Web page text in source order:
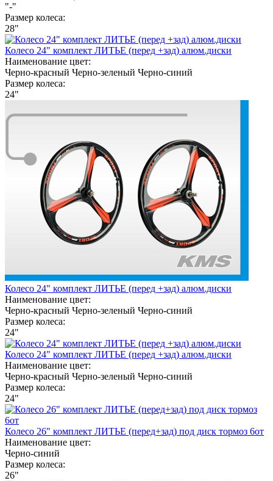
"-"
Размер колеса:
28"
Колесо 24" комплект ЛИТЬЕ (перед +зад) алюм.диски
Наименование цвет:
Черно-красный Черно-зеленый Черно-синий
Размер колеса:
24"
Колесо 24" комплект ЛИТЬЕ (перед +зад) алюм.диски
Наименование цвет:
Черно-красный Черно-зеленый Черно-синий
Размер колеса:
24"
Колесо 24" комплект ЛИТЬЕ (перед +зад) алюм.диски
Наименование цвет:
Черно-красный Черно-зеленый Черно-синий
Размер колеса:
24"
Колесо 26" комплект ЛИТЬЕ (перед+зад) под диск тормоз 6от
Наименование цвет:
Черно-синий
Размер колеса:
26"